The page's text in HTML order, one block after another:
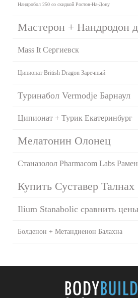
Нандробол 250 со скидкой Ростов-На-Дону
Мастерон + Нандродон
Mass It Сергиевск
Ципионат British Dragon Заречный
Туринабол Vermodje Барнаул
Ципионат + Турик Екатеринбург
Мелатонин Олонец
Станазолол Pharmacom Labs
Купить Суставер Талнах
Ilium Stanabolic сравнить
Болденон + Метандиенон Балахна